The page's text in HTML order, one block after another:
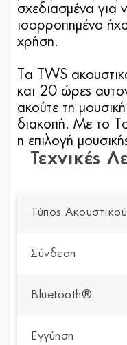
σχεδιασμένα για
ισορροπημένο
χρήση.
Tα TWS
και 20 ώρες
ακούτε τη
διακοπή. Με το
η επιλογή
Τεχνικές
Τύπος Ακουστικού
Σύνδεση
Bluetooth®
Εγγύηση